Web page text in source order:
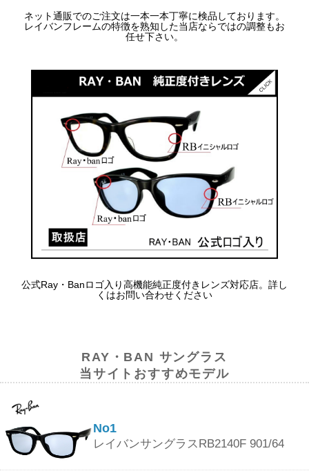
ネット通販でのご注文は一本一本丁寧に検品しております。
レイバンフレームの特徴を熟知した当店ならではの調整もお
任せ下さい。
公式Ray・Banロゴ入り高機能純正度付きレンズ対応店。詳し
くはお問い合わせください
RAY・BAN サングラス
当サイトおすすめモデル
No1
レイバンサングラスRB2140F 901/64